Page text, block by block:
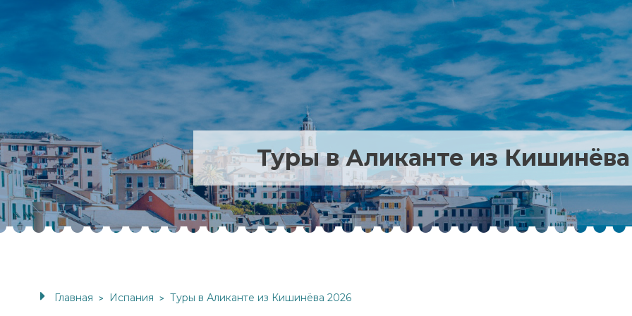
Туры в Аликанте из Кишинёва
Главная > Испания > Туры в Аликанте из Кишинёва 2026